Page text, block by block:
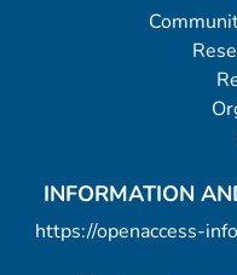
INFORMATION
https://openaccess-